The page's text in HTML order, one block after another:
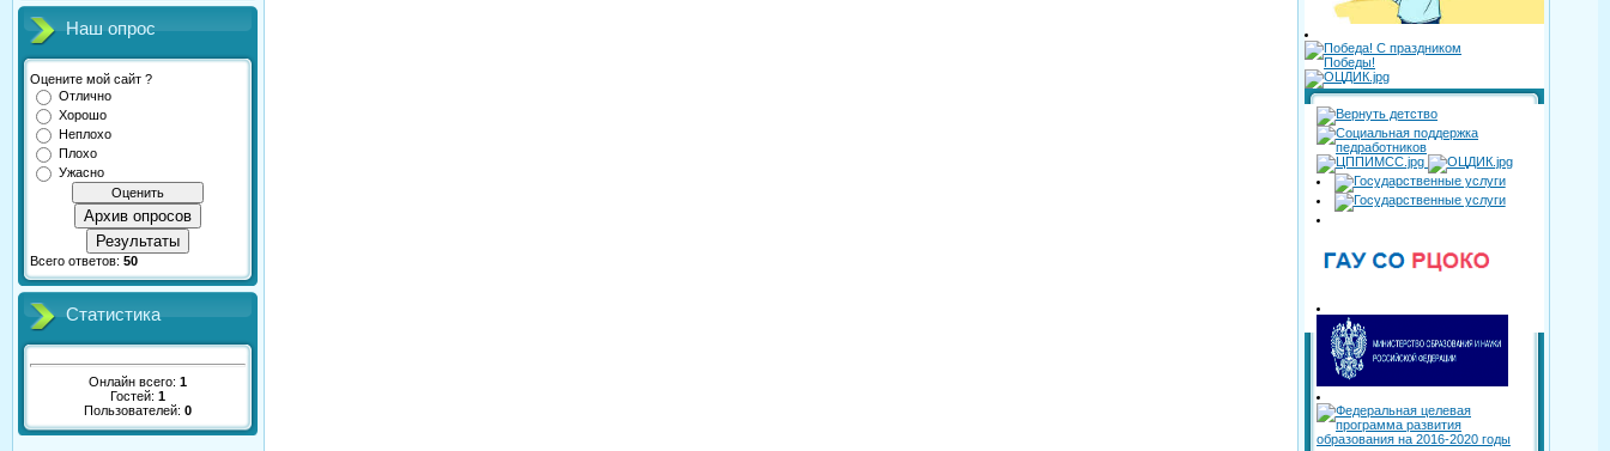
Наш опрос
Оцените мой сайт ?
Отлично
Хорошо
Неплохо
Плохо
Ужасно
Архив опросов
Результаты
Всего ответов: 50
Статистика
Онлайн всего: 1
Гостей: 1
Пользователей: 0